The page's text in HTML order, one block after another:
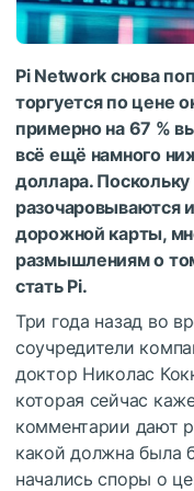
Pi Network снова
торгуется по цене
примерно на 67 %
всё ещё намного
доллара.
разочаровываются
дорожной карты,
размышлениям о
стать Pi.
Три года назад во
соучредители
доктор Николас
которая сейчас
комментарии дают
какой должна была
начались споры о